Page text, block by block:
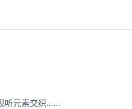
听元素交织……